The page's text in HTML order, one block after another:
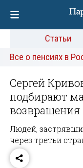
Статьи
Все о пенсиях в
Сергей
подбирают
возвращения
Людей,
через третьи